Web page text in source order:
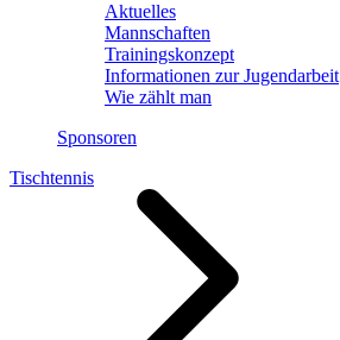
Aktuelles
Mannschaften
Trainingskonzept
Informationen zur Jugendarbeit
Wie zählt man
Sponsoren
Tischtennis